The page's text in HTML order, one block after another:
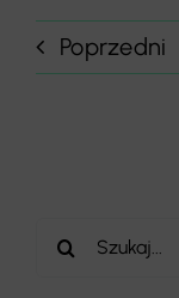
Poprzedni
Szukaj